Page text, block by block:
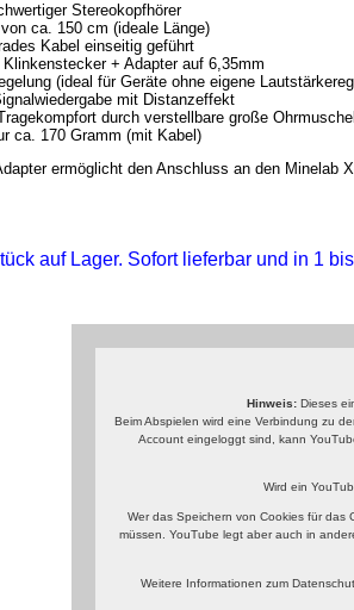
Stereokopfhörer
ca. 150 cm (ideale Länge)
Kabel einseitig geführt
+ Adapter auf 6,35mm
(ideal für Geräte ohne eigene
mit Distanzeffekt
durch verstellbare große
ca. 170 Gramm (mit Kabel)
ermöglicht den Anschluss an den Minelab
auf Lager. Sofort lieferbar und in 1
Hinweis: Dieses
Beim Abspielen wird eine Verbindung zu
Account eingeloggt sind, kann
Wird ein
Wer das Speichern von Cookies für das
müssen. YouTube legt aber auch in
Weitere Informationen zum